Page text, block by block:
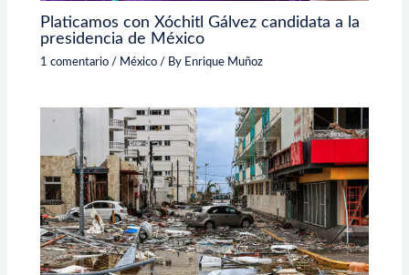
Platicamos con Xóchitl Gálvez candidata a la
presidencia de México
1 comentario / México / By Enrique Muñoz